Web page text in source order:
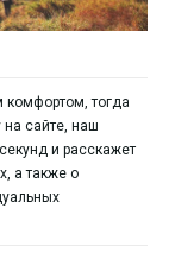
тогда
на сайте, наш
и расскажет
а также о